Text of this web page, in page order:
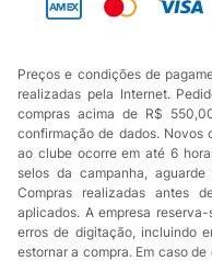
Preços e condições de
realizadas pela Internet.
compras acima de R$
confirmação de dados. Novos
ao clube ocorre em até 6
selos da campanha,
Compras realizadas antes
aplicados. A empresa
erros de digitação, incluindo
estornar a compra. Em caso